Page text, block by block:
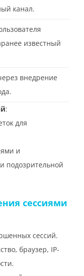
канал.
известный
внедрение
:
для
и
подозрительной
сессиями
сессий.
браузер, IP-